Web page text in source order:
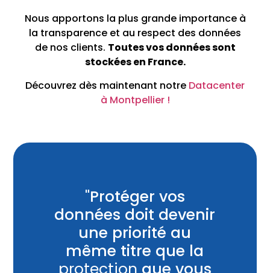
Nous apportons la plus grande importance à
la transparence et au respect des données
de nos clients. Toutes vos données sont
stockées en France.
Découvrez dès maintenant notre Datacenter
à Montpellier !
"Protéger vos
données doit devenir
une priorité au
même titre que la